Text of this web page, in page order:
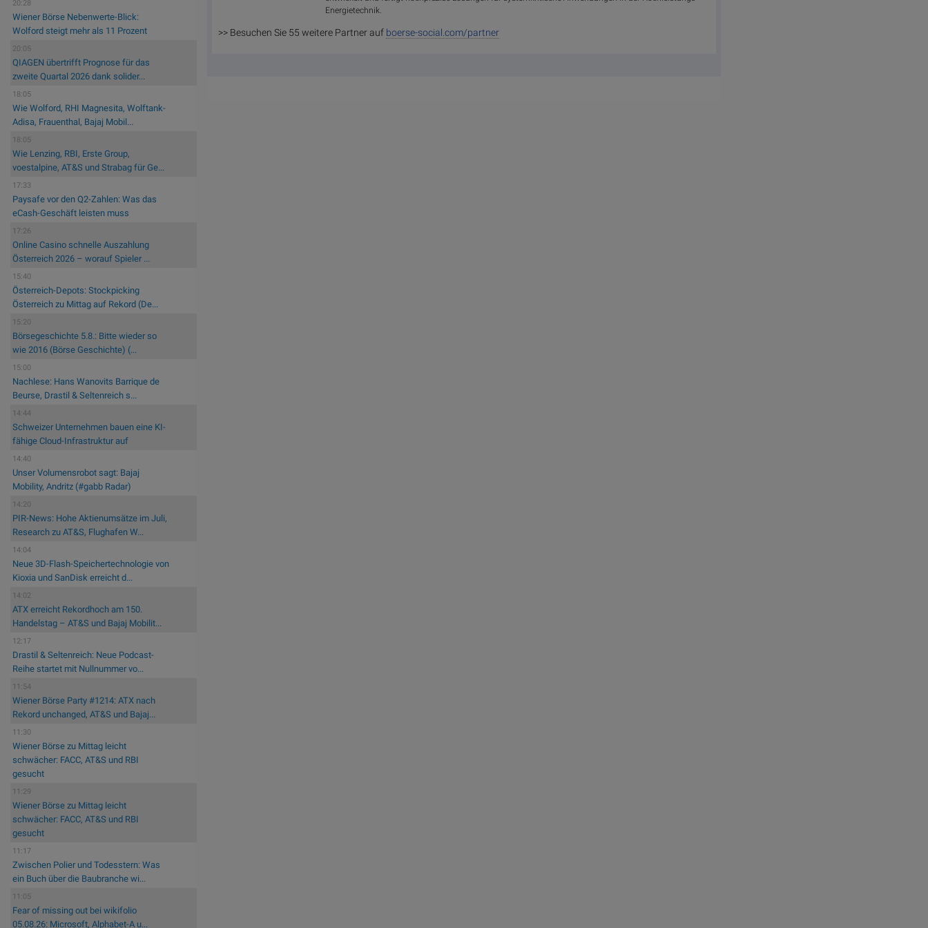
20:28
Wiener Börse Nebenwerte-Blick:
Wolford steigt mehr als 11 Prozent
20:05
QIAGEN übertrifft Prognose für das
zweite Quartal 2026 dank solider...
18:05
Wie Wolford, RHI Magnesita, Wolftank-
Adisa, Frauenthal, Bajaj Mobil...
18:05
Wie Lenzing, RBI, Erste Group,
voestalpine, AT&S und Strabag für Ge...
17:33
Paysafe vor den Q2-Zahlen: Was das
eCash-Geschäft leisten muss
17:26
Online Casino schnelle Auszahlung
Österreich 2026 – worauf Spieler ...
15:40
Österreich-Depots: Stockpicking
Österreich zu Mittag auf Rekord (De...
15:20
Börsegeschichte 5.8.: Bitte wieder so
wie 2016 (Börse Geschichte) (...
15:00
Nachlese: Hans Wanovits Barrique de
Beurse, Drastil & Seltenreich s...
14:44
Schweizer Unternehmen bauen eine KI-
fähige Cloud-Infrastruktur auf
14:40
Unser Volumensrobot sagt: Bajaj
Mobility, Andritz (#gabb Radar)
14:20
PIR-News: Hohe Aktienumsätze im Juli,
Research zu AT&S, Flughafen W...
14:04
Neue 3D-Flash-Speichertechnologie von
Kioxia und SanDisk erreicht d...
14:02
ATX erreicht Rekordhoch am 150.
Handelstag – AT&S und Bajaj Mobilit...
12:17
Drastil & Seltenreich: Neue Podcast-
Reihe startet mit Nullnummer vo...
11:54
Wiener Börse Party #1214: ATX nach
Rekord unchanged, AT&S und Bajaj...
11:30
Wiener Börse zu Mittag leicht
schwächer: FACC, AT&S und RBI
gesucht
11:29
Wiener Börse zu Mittag leicht
schwächer: FACC, AT&S und RBI
gesucht
11:17
Zwischen Polier und Todesstern: Was
ein Buch über die Baubranche wi...
11:05
Fear of missing out bei wikifolio
05.08.26: Microsoft, Alphabet-A u...
Energietechnik.
>> Besuchen Sie 55 weitere Partner auf boerse-social.com/partner